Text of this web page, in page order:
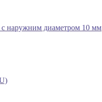
наружним диаметром 10 мм